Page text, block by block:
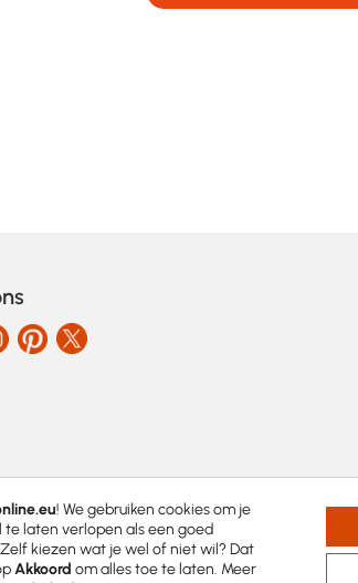
! We gebruiken cookies om je
te laten verlopen als een goed
kiezen wat je wel of niet wil? Dat
Akkoord om alles toe te laten. Meer